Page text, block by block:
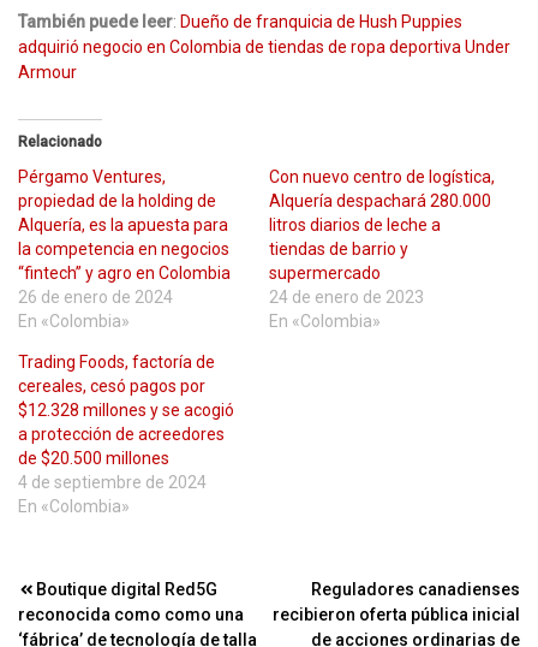
También puede leer: Dueño de franquicia de Hush Puppies
adquirió negocio en Colombia de tiendas de ropa deportiva Under
Armour
Relacionado
Pérgamo Ventures,
propiedad de la holding de
Alquería, es la apuesta para
la competencia en negocios
“fintech” y agro en Colombia
26 de enero de 2024
En «Colombia»
Con nuevo centro de logística,
Alquería despachará 280.000
litros diarios de leche a
tiendas de barrio y
supermercado
24 de enero de 2023
En «Colombia»
Trading Foods, factoría de
cereales, cesó pagos por
$12.328 millones y se acogió
a protección de acreedores
de $20.500 millones
4 de septiembre de 2024
En «Colombia»
Navegación
de
Boutique digital Red5G
reconocida como como una
‘fábrica’ de tecnología de talla
Reguladores canadienses
recibieron oferta pública inicial
de acciones ordinarias de